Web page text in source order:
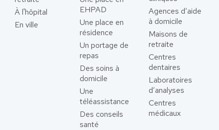
À l'hôpital
En ville
EHPAD
Une place en
résidence
Un portage de
repas
Des soins à
domicile
Une
téléassistance
Des conseils
santé
Agences d’aide
à domicile
Maisons de
retraite
Centres
dentaires
Laboratoires
d’analyses
Centres
médicaux